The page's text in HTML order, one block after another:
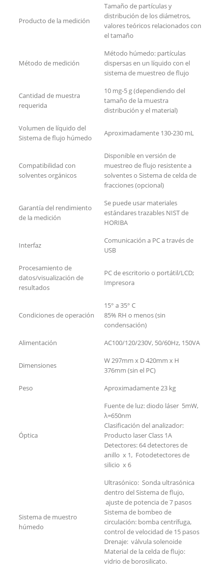
Producto de la medición
Tamaño de partículas y
distribución de los diámetros,
valores teóricos relacionados con
el tamaño
Método de medición
Método húmedo: partículas
dispersas en un líquido con el
sistema de muestreo de flujo
Cantidad de muestra
requerida
10 mg-5 g (dependiendo del
tamaño de la muestra
distribución y el material)
Volumen de líquido del
Sistema de flujo húmedo
Aproximadamente 130-230 mL
Compatibilidad con
solventes orgánicos
Disponible en versión de
muestreo de flujo resistente a
solventes o Sistema de celda de
fracciones (opcional)
Garantía del rendimiento
de la medición
Se puede usar materiales
estándares trazables NIST de
HORIBA
Interfaz
Comunicación a PC a través de
USB
Procesamiento de
datos/visualización de
resultados
PC de escritorio o portátil/LCD;
Impresora
Condiciones de operación
15° a 35° C
85% RH o menos (sin
condensación)
Alimentación
AC100/120/230V, 50/60Hz, 150VA
Dimensiones
W 297mm x D 420mm x H
376mm (sin el PC)
Peso
Aproximadamente 23 kg
Óptica
Fuente de luz: diodo láser 5mW,
λ=650nm
Clasificación del analizador:
Producto laser Class 1A
Detectores: 64 detectores de
anillo x 1, Fotodetectores de
silicio x 6
Sistema de muestro
húmedo
Ultrasónico: Sonda ultrasónica
dentro del Sistema de flujo,
ajuste de potencia de 7 pasos
Sistema de bombeo de
circulación: bomba centrífuga,
control de velocidad de 15 pasos
Drenaje: válvula solenoide
Material de la celda de flujo:
vidrio de borosilicato.